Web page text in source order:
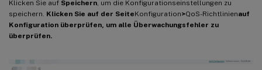
Klicken Sie auf Speichern, um die Konfigurationseinstellungen zu
speichern. Klicken Sie auf der SeiteKonfiguration>QoS-Richtlinienauf
Konfiguration überprüfen, um alle Überwachungsfehler zu
überprüfen.